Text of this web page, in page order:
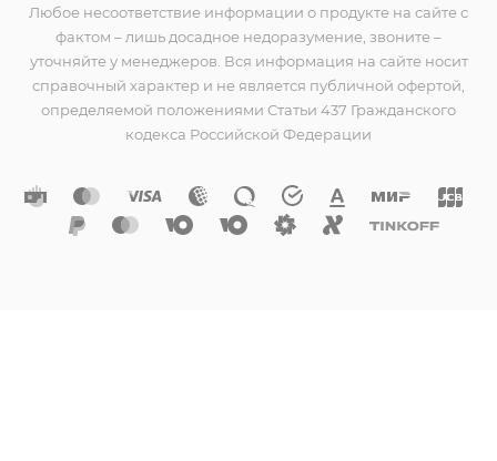
Любое несоответствие информации о продукте на сайте с
фактом – лишь досадное недоразумение, звоните –
уточняйте у менеджеров. Вся информация на сайте носит
справочный характер и не является публичной офертой,
определяемой положениями Статьи 437 Гражданского
кодекса Российской Федерации